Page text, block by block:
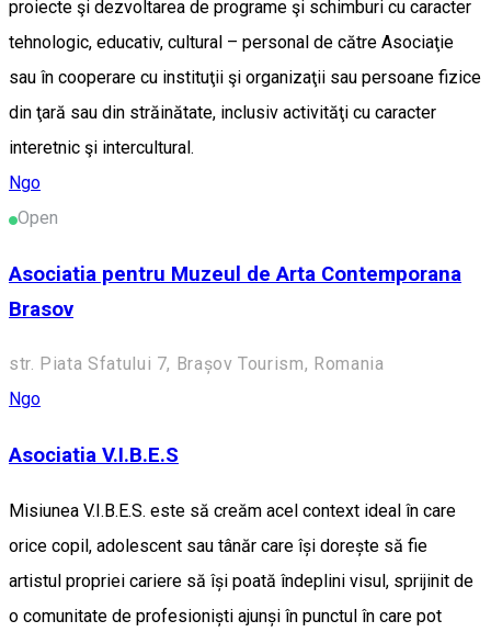
proiecte şi dezvoltarea de programe şi schimburi cu caracter
tehnologic, educativ, cultural – personal de către Asociaţie
sau în cooperare cu instituţii şi organizaţii sau persoane fizice
din ţară sau din străinătate, inclusiv activităţi cu caracter
interetnic şi intercultural.
Ngo
Open
Asociatia pentru Muzeul de Arta Contemporana
Brasov
str. Piata Sfatului 7, Brașov Tourism, Romania
Ngo
Asociatia V.I.B.E.S
Misiunea V.I.B.E.S. este să creăm acel context ideal în care
orice copil, adolescent sau tânăr care își dorește să fie
artistul propriei cariere să își poată îndeplini visul, sprijinit de
o comunitate de profesioniști ajunși în punctul în care pot